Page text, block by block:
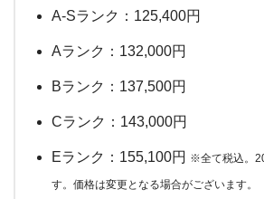
A-Sランク：125,400円
Aランク：132,000円
Bランク：137,500円
Cランク：143,000円
Eランク：155,100円 ※全て税込。
す。価格は変更となる場合がございます。